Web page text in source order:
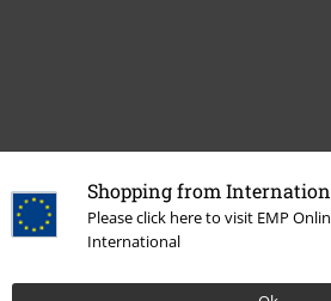
Shopping from
Please click here to visit EMP
International